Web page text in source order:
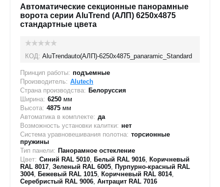
Автоматические секционные панорамные
ворота серии AluTrend (АЛП) 6250х4875
стандартные цвета
КОД: AluTrendauto(АЛП)-6250х4875_panaramic_Standard
Принцип работы: подъемные
Производитель: Alutech
Страна производства: Белоруссия
Ширина: 6250 мм
Высота: 4875 мм
Автоматика в комплекте: да
Возможность установки калитки: нет
Система уравновешивания полотна: торсионные
пружины
Тип панели: Панорамное остекление
Цвет: Синий RAL 5010, Белый RAL 9016, Коричневый
RAL 8017, Зеленый RAL 6005, Пурпурно-красный RAL
3004, Бежевый RAL 1015, Коричневый RAL 8014,
Серебристый RAL 9006, Антрацит RAL 7016